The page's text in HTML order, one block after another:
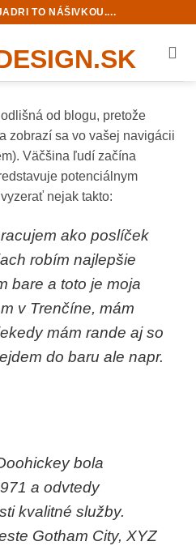
TO NÁŠIVKOU....
od blogu, pretože
zobrazí sa vo vašej navigácii
Väčšina ľudí začína
potenciálnym
nejak takto:
ako poslíček
robím najlepšie
bare a toto je moja
v Trenčíne, mám
mám rande aj so
do baru ale napr.
bola
a odvtedy
kvalitné služby.
Gotham City, XYZ